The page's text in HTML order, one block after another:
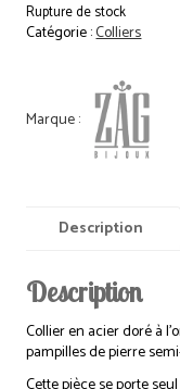
Rupture de stock
Catégorie :Colliers
Description
Description
Collier en acier doré à
pampilles de pierre